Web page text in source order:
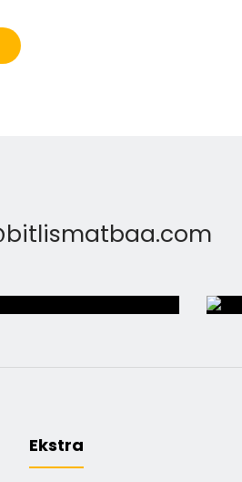
Ekstra